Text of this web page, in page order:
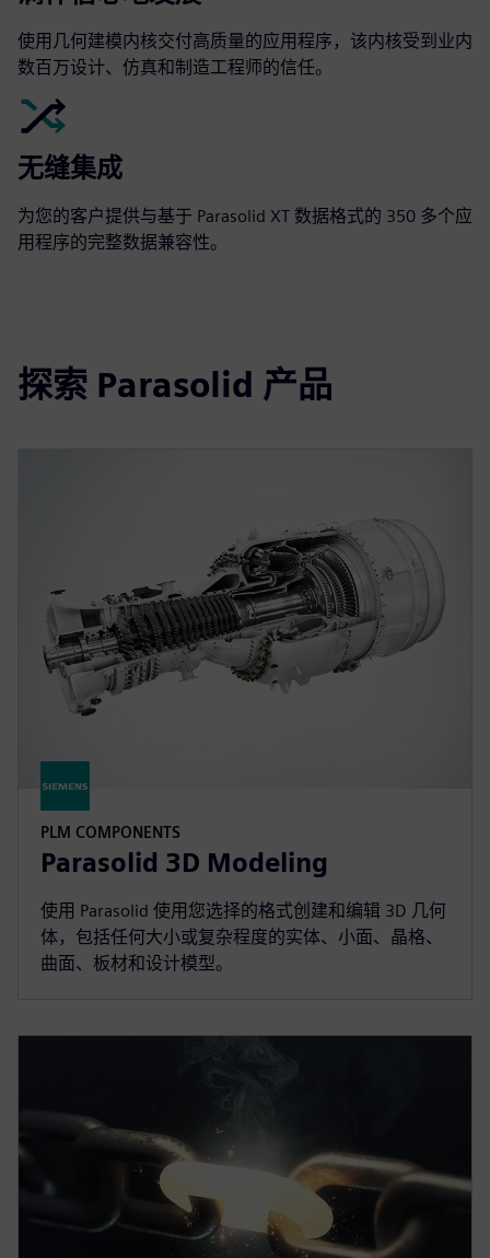
使用几何建模内核交付高质量的应用程序，该内核受到业内
数百万设计、仿真和制造工程师的信任。
无缝集成
为您的客户提供与基于 Parasolid XT 数据格式的 350 多个应
用程序的完整数据兼容性。
探索 Parasolid 产品
PLM COMPONENTS
Parasolid 3D Modeling
使用 Parasolid 使用您选择的格式创建和编辑 3D 几何
体，包括任何大小或复杂程度的实体、小面、晶格、
曲面、板材和设计模型。